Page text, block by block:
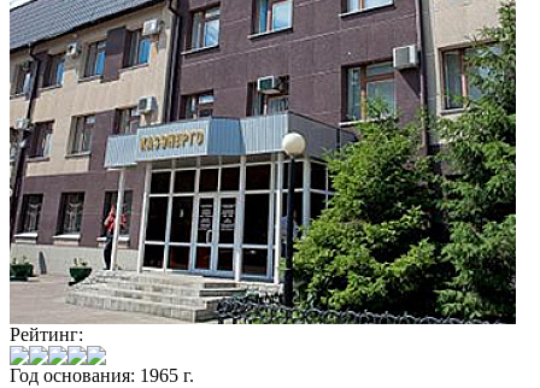
Рейтинг:
Год основания: 1965 г.